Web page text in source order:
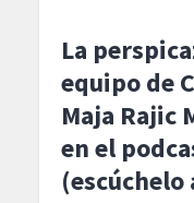
La
equipo de
Maja Rajic
en el
(escúchelo